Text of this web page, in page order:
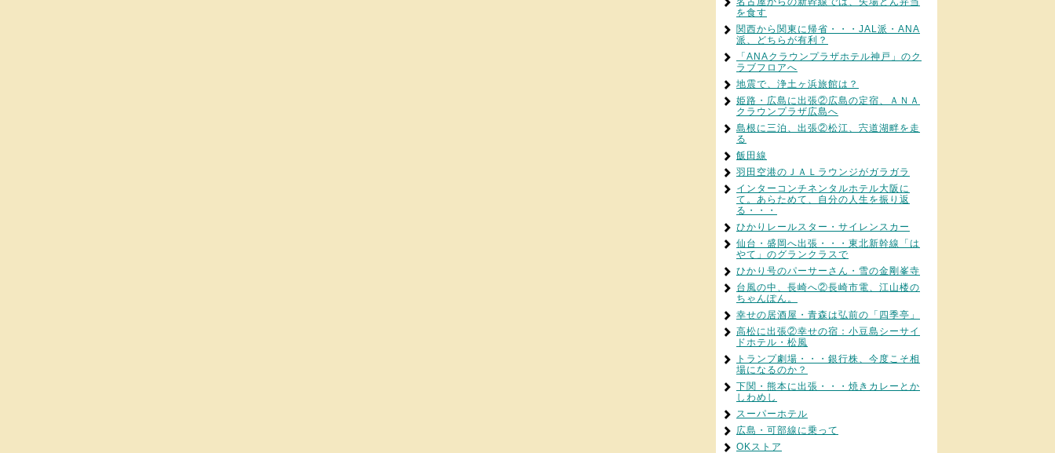
を食す
関西から関東に帰省・・・JAL派・ANA
派、どちらが有利？
「ANAクラウンプラザホテル神戸」のク
ラブフロアへ
地震で、浄土ヶ浜旅館は？
姫路・広島に出張②広島の定宿、ＡＮＡ
クラウンプラザ広島へ
島根に三泊、出張②松江、宍道湖畔を走
る
飯田線
羽田空港のＪＡＬラウンジがガラガラ
インターコンチネンタルホテル大阪に
て。あらためて、自分の人生を振り返
る・・・
ひかりレールスター・サイレンスカー
仙台・盛岡へ出張・・・東北新幹線「は
やて」のグランクラスで
ひかり号のパーサーさん・雪の金剛峯寺
台風の中、長崎へ②長崎市電、江山楼の
ちゃんぽん。
幸せの居酒屋・青森は弘前の「四季亭」
高松に出張②幸せの宿：小豆島シーサイ
ドホテル・松風
トランプ劇場・・・銀行株、今度こそ相
場になるのか？
下関・熊本に出張・・・焼きカレーとか
しわめし
スーパーホテル
広島・可部線に乗って
OKストア